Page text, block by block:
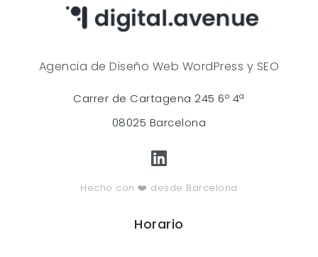
Agencia de Diseño Web WordPress y SEO
Carrer de Cartagena 245 6º 4ª
08025 Barcelona
Hecho con ❤️ desde Barcelona
Horario